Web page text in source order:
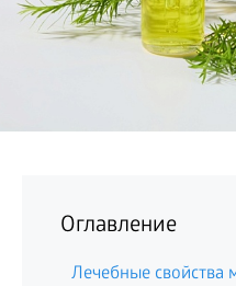
Оглавление
Лечебные свойства